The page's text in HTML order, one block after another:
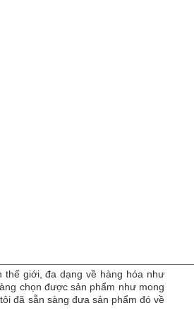
thế giới, đa dạng về hàng hóa như
chọn được sản phẩm như mong
đã sẵn sàng đưa sản phẩm đó về